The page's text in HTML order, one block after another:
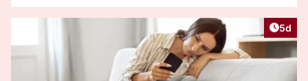
5d